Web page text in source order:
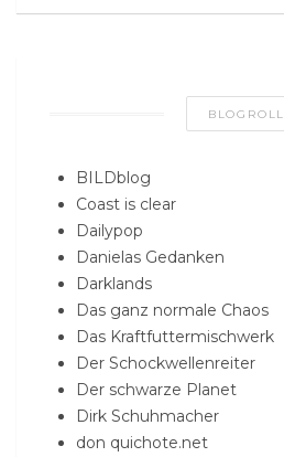
BLOGROLL
BILDblog
Coast is clear
Dailypop
Danielas Gedanken
Darklands
Das ganz normale Chaos
Das Kraftfuttermischwerk
Der Schockwellenreiter
Der schwarze Planet
Dirk Schuhmacher
don quichote.net